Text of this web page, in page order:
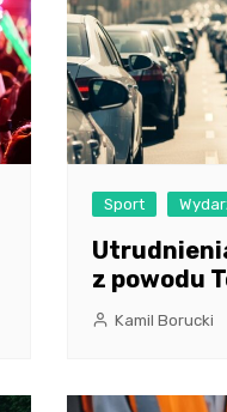
Sport
z powodu
Kamil Borucki